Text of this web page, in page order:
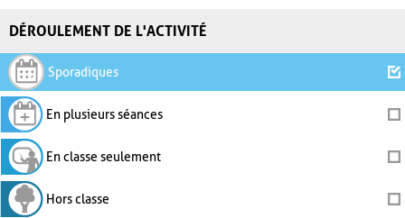
DÉROULEMENT DE L'ACTIVITÉ
Sporadiques
En plusieurs séances
En classe seulement
Hors classe